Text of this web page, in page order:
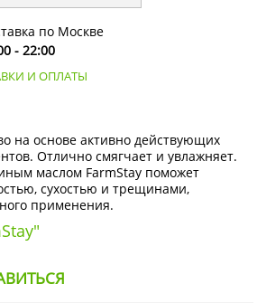
по Москве
- 22:00
И ОПЛАТЫ
на основе активно действующих
Отлично смягчает и увлажняет.
маслом FarmStay поможет
сухостью и трещинами,
применения.